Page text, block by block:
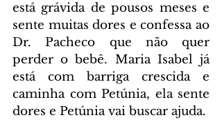
está grávida de pousos meses e
sente muitas dores e confessa ao
Dr. Pacheco que não quer
perder o bebê. Maria Isabel já
está com barriga crescida e
caminha com Petúnia, ela sente
dores e Petúnia vai buscar ajuda.